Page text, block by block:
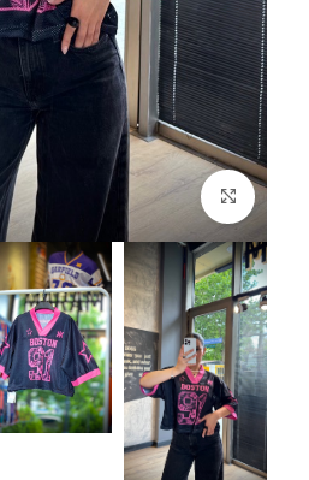
بزرگنمایی تصویر